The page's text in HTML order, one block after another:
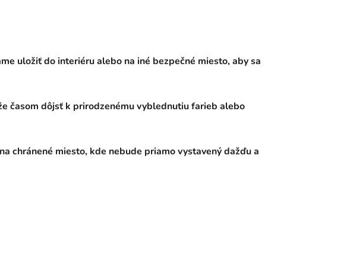
uložiť do interiéru alebo na iné bezpečné miesto, aby sa
časom dôjsť k prirodzenému vyblednutiu farieb alebo
chránené miesto, kde nebude priamo vystavený dažďu a